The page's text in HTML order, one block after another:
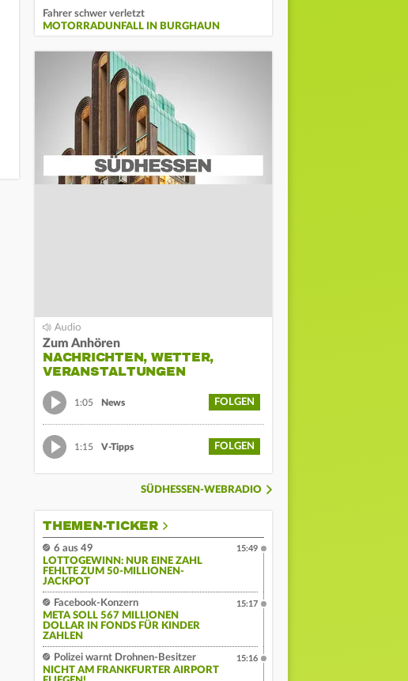
Fahrer schwer verletzt
MOTORRADUNFALL IN BURGHAUN
Zum Anhören
NACHRICHTEN, WETTER,
VERANSTALTUNGEN
1:05 News FOLGEN
1:15 V-Tipps FOLGEN
SÜDHESSEN-WEBRADIO
THEMEN-TICKER
6 aus 49
LOTTOGEWINN: NUR EINE ZAHL
FEHLTE ZUM 50-MILLIONEN-
JACKPOT
15:49
Facebook-Konzern
META SOLL 567 MILLIONEN
DOLLAR IN FONDS FÜR KINDER
ZAHLEN
15:17
Polizei warnt Drohnen-Besitzer
NICHT AM FRANKFURTER AIRPORT
15:16